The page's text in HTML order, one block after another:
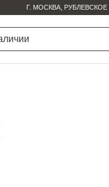
Г. МОСКВА,